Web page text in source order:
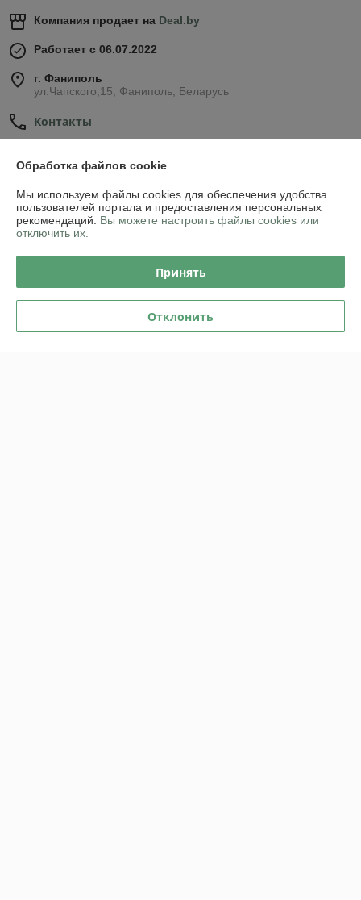
Компания продает на Deal.by
Работает с 06.07.2022
г. Фаниполь
ул.Чапского,15, Фаниполь, Беларусь
Контакты
Показать весь график работы
Отзывы о магазине
Обработка файлов cookie
Мы используем файлы cookies для обеспечения удобства
пользователей портала и предоставления персональных
рекомендаций. Вы можете настроить файлы cookies или
отключить их.
Принять
Отклонить